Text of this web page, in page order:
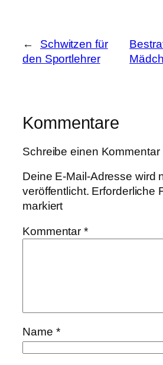
←
Schwitzen für
den Sportlehrer
Kommentare
Schreibe einen Kommentar
Deine E-Mail-Adresse wird
veröffentlicht. Erforderliche
markiert
Kommentar*
Name *